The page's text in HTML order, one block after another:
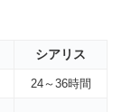
シアリス
24～36時間